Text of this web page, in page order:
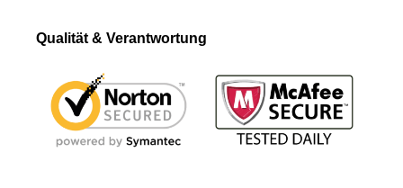
Qualität & Verantwortung